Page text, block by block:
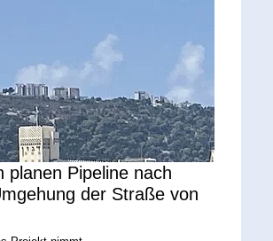
planen Pipeline nach
der Straße von